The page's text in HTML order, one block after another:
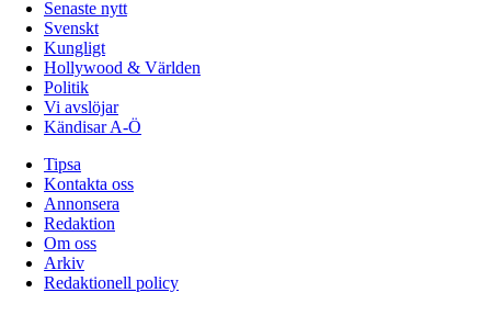
Senaste nytt
Svenskt
Kungligt
Hollywood & Världen
Politik
Vi avslöjar
Kändisar A-Ö
Tipsa
Kontakta oss
Annonsera
Redaktion
Om oss
Arkiv
Redaktionell policy